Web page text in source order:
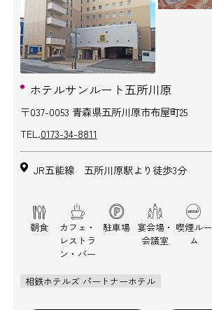
ホテルサンルート五所川原
〒037-0053 青森県五所川原市布屋町25
TEL.0173-34-8811
JR五能線 五所川原駅より徒歩3分
朝食
カフェ・
レストラ
ン・バー
駐車場 宴会場・
会議室
喫煙ルー
ム
相鉄ホテルズ パートナーホテル